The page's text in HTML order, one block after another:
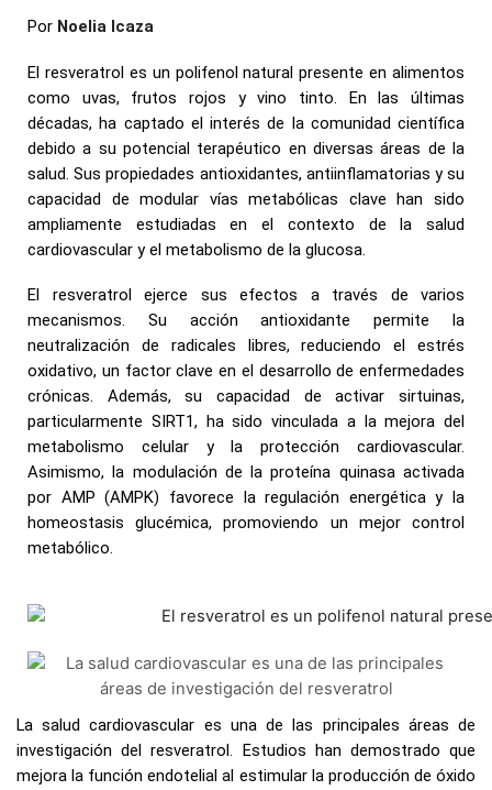
Por Noelia Icaza
El resveratrol es un polifenol natural presente en alimentos
como uvas, frutos rojos y vino tinto. En las últimas
décadas, ha captado el interés de la comunidad científica
debido a su potencial terapéutico en diversas áreas de la
salud. Sus propiedades antioxidantes, antiinflamatorias y su
capacidad de modular vías metabólicas clave han sido
ampliamente estudiadas en el contexto de la salud
cardiovascular y el metabolismo de la glucosa.
El resveratrol ejerce sus efectos a través de varios
mecanismos. Su acción antioxidante permite la
neutralización de radicales libres, reduciendo el estrés
oxidativo, un factor clave en el desarrollo de enfermedades
crónicas. Además, su capacidad de activar sirtuinas,
particularmente SIRT1, ha sido vinculada a la mejora del
metabolismo celular y la protección cardiovascular.
Asimismo, la modulación de la proteína quinasa activada
por AMP (AMPK) favorece la regulación energética y la
homeostasis glucémica, promoviendo un mejor control
metabólico.
La salud cardiovascular es una de las principales áreas de
investigación del resveratrol. Estudios han demostrado que
mejora la función endotelial al estimular la producción de óxido